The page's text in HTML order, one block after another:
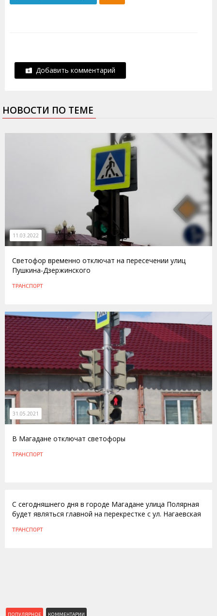
Добавить комментарий
НОВОСТИ ПО ТЕМЕ
11.03.2022
Светофор временно отключат на пересечении улиц
Пушкина-Дзержинского
ТРАНСПОРТ
31.05.2021
В Магадане отключат светофоры
ТРАНСПОРТ
С сегодняшнего дня в городе Магадане улица Полярная
будет являться главной на перекрестке с ул. Нагаевская
ТРАНСПОРТ
ПОПУЛЯРНОЕ КОММЕНТАРИИ